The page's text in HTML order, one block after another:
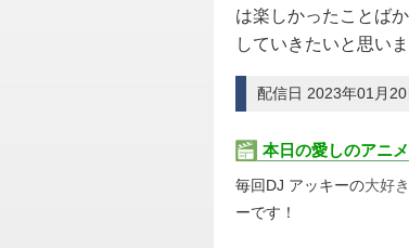
は楽しかったことば
していきたいと思いま
配信日 2023年01月20
本日の愛しのアニメ
毎回DJ アッキーの大好
ーです！